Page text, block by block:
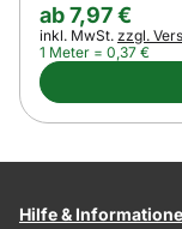
ab:
ab7,97€
Steuerhinweis:
inkl. MwSt. zzgl.
1 Meter = 0,37 €
Hilfe &